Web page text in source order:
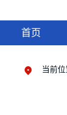
首页
当前位